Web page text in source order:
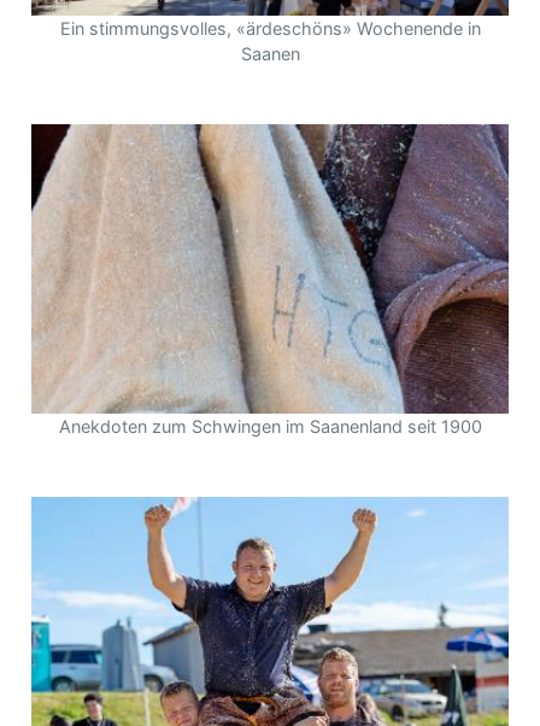
Ein stimmungsvolles, «ärdeschöns» Wochenende in
Saanen
Anekdoten zum Schwingen im Saanenland seit 1900